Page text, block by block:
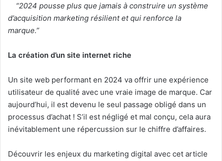
“2024 pousse plus que jamais à construire un système
d’acquisition marketing résilient et qui renforce la
marque.”
La création d’un site internet riche
Un site web performant en 2024 va offrir une expérience
utilisateur de qualité avec une vraie image de marque. Car
aujourd’hui, il est devenu le seul passage obligé dans un
processus d’achat ! S’il est négligé et mal conçu, cela aura
inévitablement une répercussion sur le chiffre d’affaires.
Découvrir les enjeux du marketing digital avec cet article